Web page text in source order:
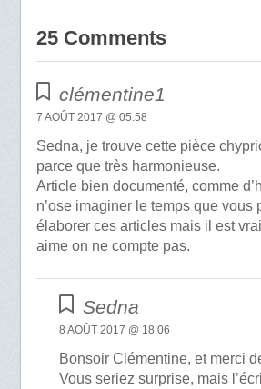
25 Comments
clémentine1
7 AOÛT 2017 @ 05:58
Sedna, je trouve cette pièce
parce que très harmonieuse.
Article bien documenté, comme
n’ose imaginer le temps que vous
élaborer ces articles mais il est
aime on ne compte pas.
Sedna
8 AOÛT 2017 @ 18:06
Bonsoir Clémentine, et merci
Vous seriez surprise, mais